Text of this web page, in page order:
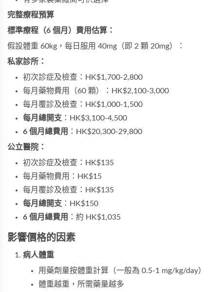
完整療程預算
標準療程（6 個月）費用估算：
假設體重 60kg，每日服用 40mg（即 2 顆 20mg）：
私家診所：
初次診症及檢查：HK$1,700-2,800
每月藥物費用（60 顆）：HK$2,100-3,000
每月覆診及檢查：HK$1,000-1,500
每月總開支 ：HK$3,100-4,500
6 個月總費用
：HK$20,300-29,800
公立醫院：
初次診症及檢查：HK$135
每月藥物費用：HK$15
每月覆診及檢查：HK$135
每月總開支 ：HK$150
6 個月總費用
：約 HK$1,035
影響價格的因素
病人體重
用藥劑量按體重計算（一般為 0.5-1 mg/kg/day）
體重越重，所需藥量越多